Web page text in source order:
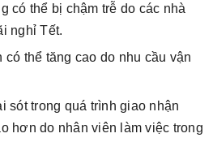
có thể bị chậm trễ do các nhà
nghỉ Tết.
có thể tăng cao do nhu cầu vận
sót trong quá trình giao nhận
hơn do nhân viên làm việc trong